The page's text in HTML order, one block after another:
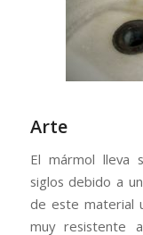
Arte
El mármol lleva
siglos debido a
de este material
muy resistente